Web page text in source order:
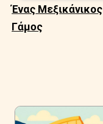
Ένας Μεξικάνικος
Γάμος